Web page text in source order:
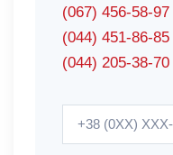
(067) 456-58-97
(044) 451-86-85
(044) 205-38-70